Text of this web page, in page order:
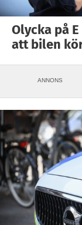
Olycka på
att bilen
ANNONS